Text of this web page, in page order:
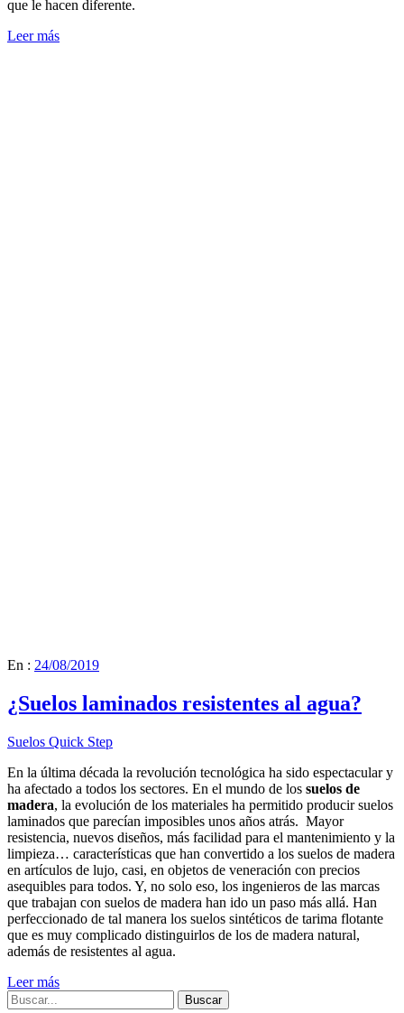
que le hacen diferente.
Leer más
En : 24/08/2019
¿Suelos laminados resistentes al agua?
Suelos Quick Step
En la última década la revolución tecnológica ha sido espectacular y
ha afectado a todos los sectores. En el mundo de los suelos de
madera, la evolución de los materiales ha permitido producir suelos
laminados que parecían imposibles unos años atrás. Mayor
resistencia, nuevos diseños, más facilidad para el mantenimiento y la
limpieza… características que han convertido a los suelos de madera
en artículos de lujo, casi, en objetos de veneración con precios
asequibles para todos. Y, no solo eso, los ingenieros de las marcas
que trabajan con suelos de madera han ido un paso más allá. Han
perfeccionado de tal manera los suelos sintéticos de tarima flotante
que es muy complicado distinguirlos de los de madera natural,
además de resistentes al agua.
Leer más
Buscar